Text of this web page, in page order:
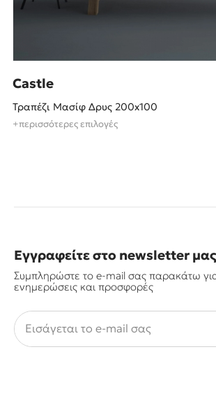
Castle
Τραπέζι Μασίφ Δρυς 200x100
+περισσότερες επιλογές
Εγγραφείτε στο newsletter μας
Συμπληρώστε το e-mail σας παρακάτω
ενημερώσεις και προσφορές